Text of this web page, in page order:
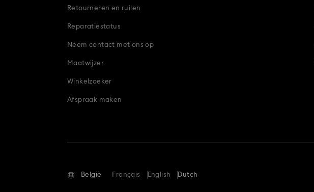
Retourneren en ruilen
Reparatiestatus
Neem contact met ons op
Maatwijzer
Winkelzoeker
Afspraak maken
België Français English Dutch